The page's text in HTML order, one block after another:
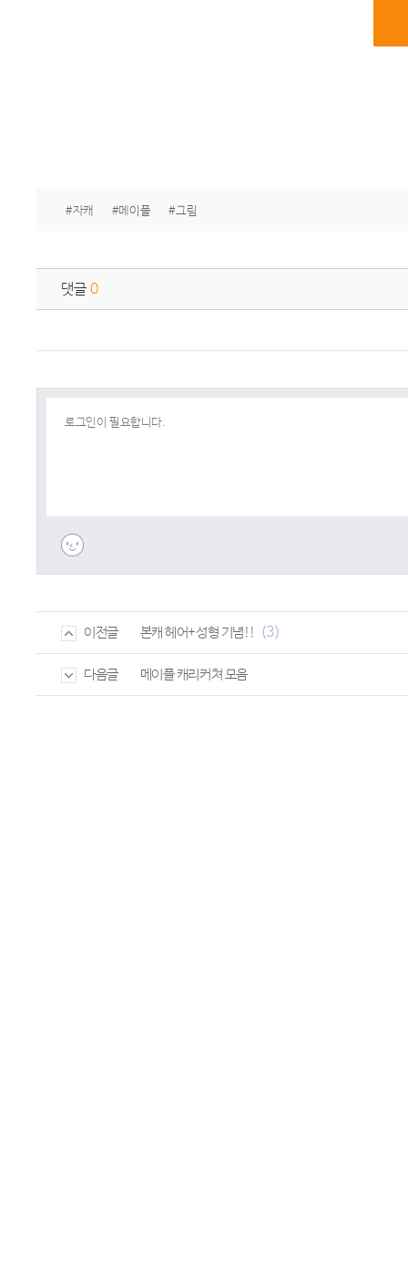
#자캐 #메이플 #그림
댓글 0
이전글 본캐 헤어+성형 기념!! (3)
다음글 메이플 캐리커쳐 모음